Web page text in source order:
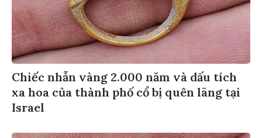
Chiếc nhẫn vàng 2.000 năm và dấu tích
xa hoa của thành phố cổ bị quên lãng tại
Israel